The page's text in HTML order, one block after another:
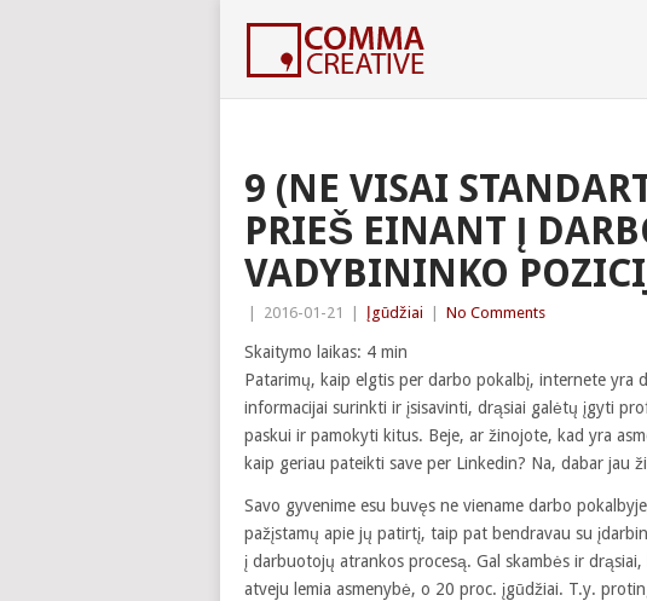
9 (NE VISAI
PRIEŠ EINANT Į
VADYBININKO
2016-01-21 Įgūdžiai No Comments
Skaitymo laikas: 4 min
Patarimų, kaip elgtis per darbo pokalbį, internete yra
informacijai surinkti ir įsisavinti, drąsiai galėtų įgyti
paskui ir pamokyti kitus. Beje, ar žinojote, kad yra
kaip geriau pateikti save per Linkedin? Na, dabar jau
Savo gyvenime esu buvęs ne viename darbo
pažįstamų apie jų patirtį, taip pat bendravau su
į darbuotojų atrankos procesą. Gal skambės ir
atveju lemia asmenybė, o 20 proc. įgūdžiai. T.y.